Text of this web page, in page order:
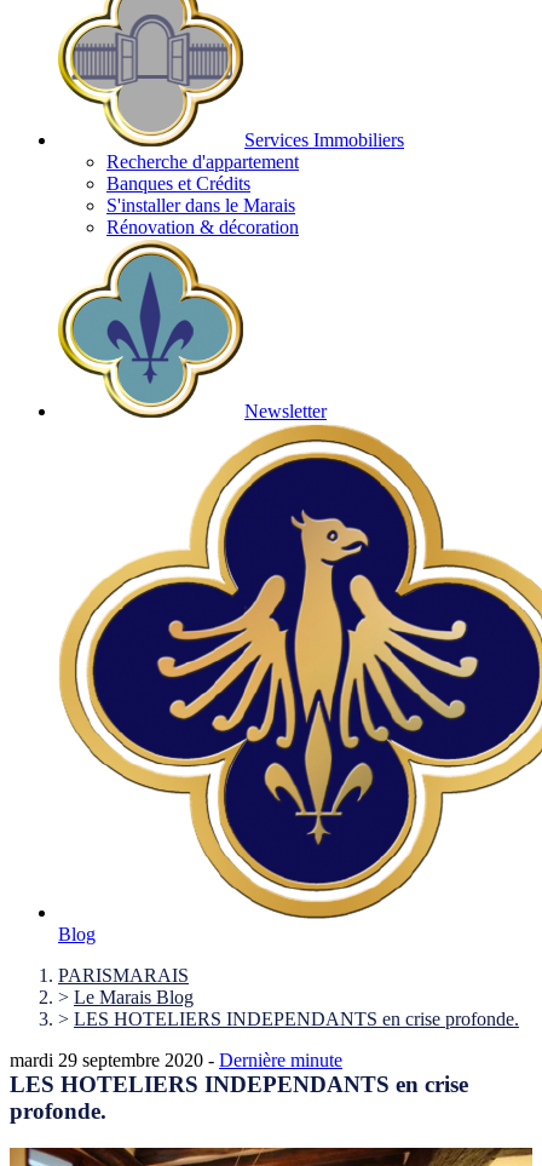
Services Immobiliers
Recherche d'appartement
Banques et Crédits
S'installer dans le Marais
Rénovation & décoration
Newsletter
Blog
PARISMARAIS
> Le Marais Blog
> LES HOTELIERS INDEPENDANTS en crise profonde.
mardi 29 septembre 2020 - Dernière minute
LES HOTELIERS INDEPENDANTS en crise
profonde.